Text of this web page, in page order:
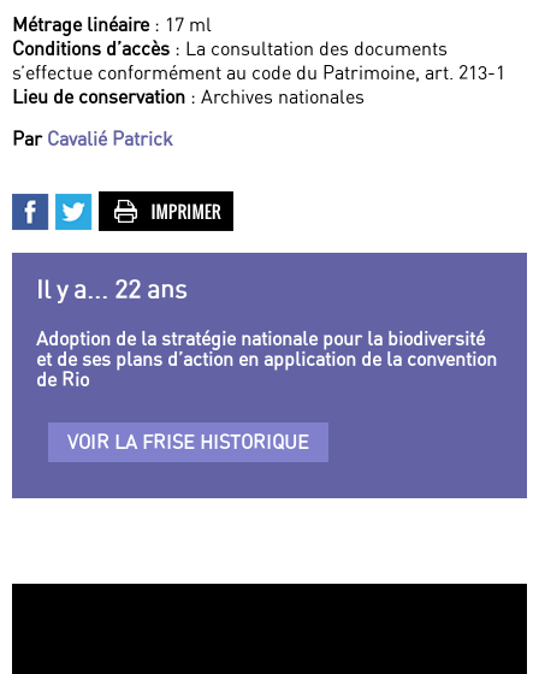
Métrage linéaire: 17 ml
Conditions d’accès : La consultation des documents
s’effectue conformément au code du Patrimoine, art. 213-1
Lieu de conservation : Archives nationales
Par Cavalié Patrick
Il y a... 22 ans
Adoption de la stratégie nationale pour la biodiversité
et de ses plans d’action en application de la convention
de Rio
VOIR LA FRISE HISTORIQUE